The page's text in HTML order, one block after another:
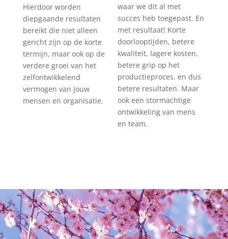
Hierdoor worden
diepgaande resultaten
bereikt die niet alleen
gericht zijn op de korte
termijn, maar ook op de
verdere groei van het
zelfontwikkelend
vermogen van jouw
mensen en organisatie.
waar we dit al met
succes heb toegepast. En
met resultaat! Korte
doorlooptijden, betere
kwaliteit, lagere kosten,
betere grip op het
productieproces, en dus
betere resultaten. Maar
ook een stormachtige
ontwikkeling van mens
en team.